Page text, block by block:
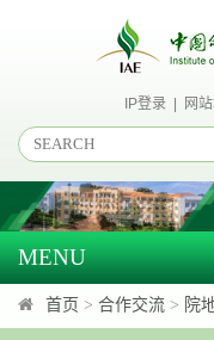
IP登录| 网
MENU
首页 > 合作交流 > 院